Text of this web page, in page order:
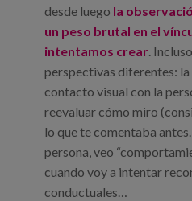
desde luego la
un peso brutal en el
intentamos crear.
perspectivas diferentes:
contacto visual con la
reevaluar cómo miro
lo que te comentaba
persona, veo
cuando voy a intentar
conductuales…